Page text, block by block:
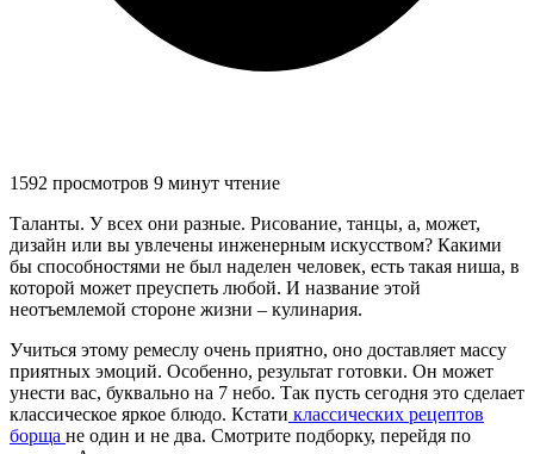
1592 просмотров 9 минут чтение
Таланты. У всех они разные. Рисование, танцы, а, может,
дизайн или вы увлечены инженерным искусством? Какими
бы способностями не был наделен человек, есть такая ниша, в
которой может преуспеть любой. И название этой
неотъемлемой стороне жизни – кулинария.
Учиться этому ремеслу очень приятно, оно доставляет массу
приятных эмоций. Особенно, результат готовки. Он может
унести вас, буквально на 7 небо. Так пусть сегодня это сделает
классическое яркое блюдо. Кстати классических рецептов
борща не один и не два. Смотрите подборку, перейдя по